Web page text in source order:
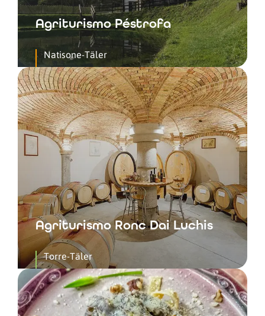
Agriturismo Péstrofa
Natisone-Täler
Agriturismo Ronc Dai Luchis
Torre-Täler